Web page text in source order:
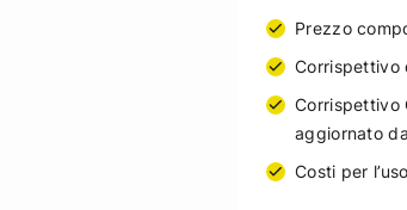
Prezzo
Corrispettivo
Corrispettivo
aggiornato da
Costi per